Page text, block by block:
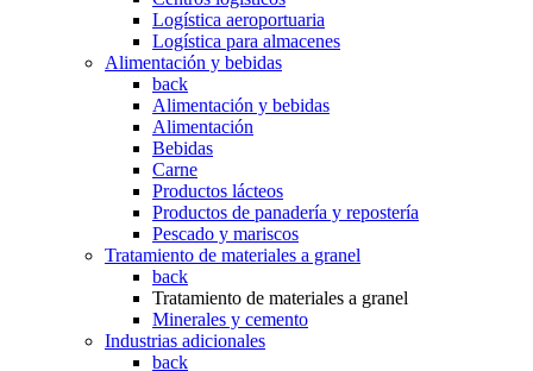
Logística aeroportuaria
Logística para almacenes
Alimentación y bebidas
back
Alimentación y bebidas
Alimentación
Bebidas
Carne
Productos lácteos
Productos de panadería y repostería
Pescado y mariscos
Tratamiento de materiales a granel
back
Tratamiento de materiales a granel
Minerales y cemento
Industrias adicionales
back